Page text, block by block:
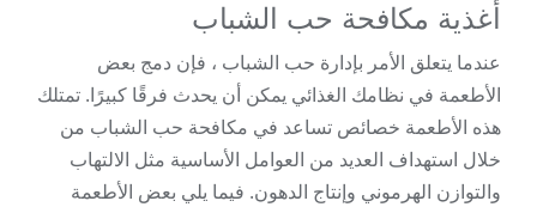
أغذية مكافحة حب الشباب
عندما يتعلق الأمر بإدارة حب الشباب ، فإن دمج بعض
الأطعمة في نظامك الغذائي يمكن أن يحدث فرقًا كبيرًا. تمتلك
هذه الأطعمة خصائص تساعد في مكافحة حب الشباب من
خلال استهداف العديد من العوامل الأساسية مثل الالتهاب
والتوازن الهرموني وإنتاج الدهون. فيما يلي بعض الأطعمة